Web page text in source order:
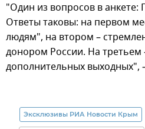
"Один из вопросов в
Ответы таковы: на первом
людям", на втором –
донором России. На третьем
дополнительных выходных",
Эксклюзивы РИА Новости Крым